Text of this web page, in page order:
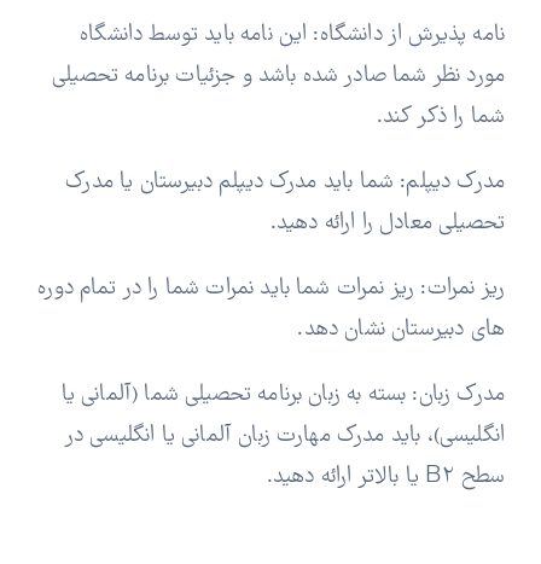
نامه پذیرش از دانشگاه: این نامه باید توسط دانشگاه
مورد نظر شما صادر شده باشد و جزئیات برنامه تحصیلی
شما را ذکر کند.
مدرک دیپلم: شما باید مدرک دیپلم دبیرستان یا مدرک
تحصیلی معادل را ارائه دهید.
ریز نمرات: ریز نمرات شما باید نمرات شما را در تمام دوره
های دبیرستان نشان دهد.
مدرک زبان: بسته به زبان برنامه تحصیلی شما (آلمانی یا
انگلیسی)، باید مدرک مهارت زبان آلمانی یا انگلیسی در
سطح B2 یا بالاتر ارائه دهید.